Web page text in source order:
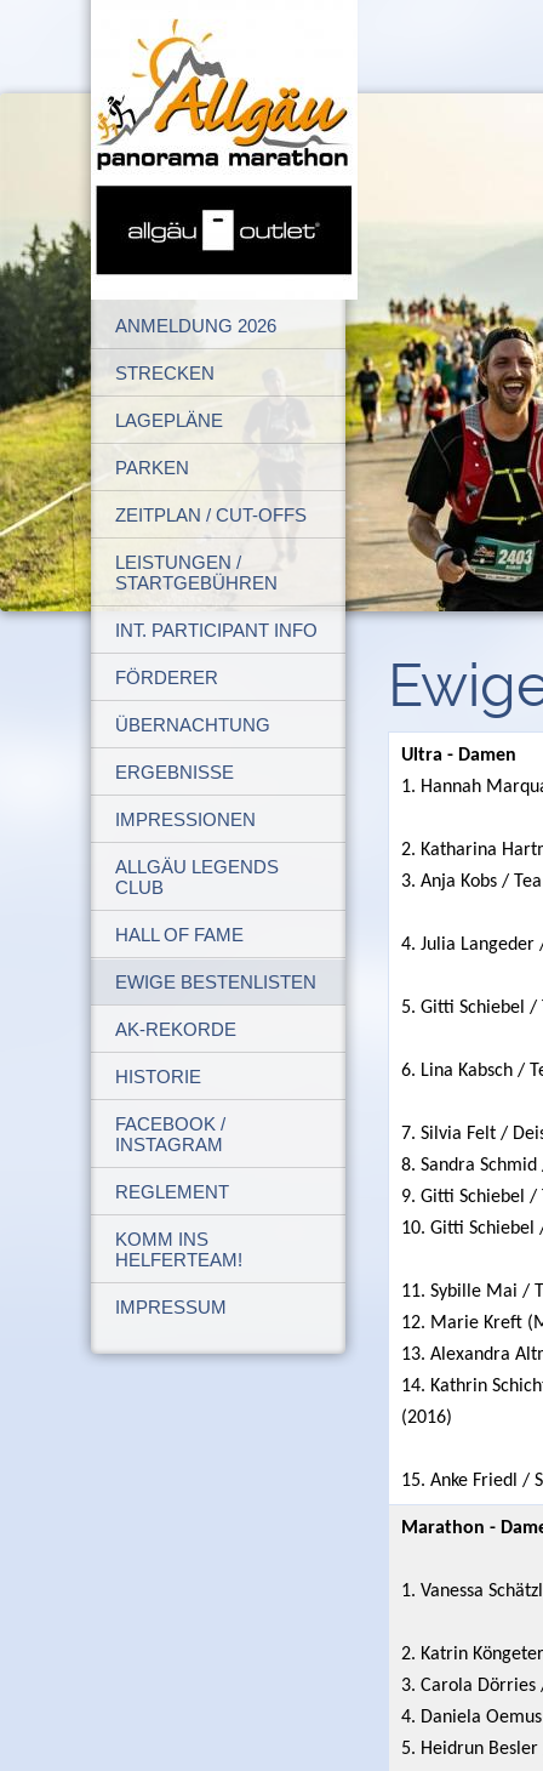
ANMELDUNG 2026
STRECKEN
LAGEPLÄNE
PARKEN
ZEITPLAN / CUT-OFFS
LEISTUNGEN /
STARTGEBÜHREN
INT. PARTICIPANT INFO
FÖRDERER
ÜBERNACHTUNG
ERGEBNISSE
IMPRESSIONEN
ALLGÄU LEGENDS
CLUB
HALL OF FAME
EWIGE BESTENLISTEN
AK-REKORDE
HISTORIE
FACEBOOK /
INSTAGRAM
REGLEMENT
KOMM INS
HELFERTEAM!
IMPRESSUM
Ultra - Damen
1. Hannah
2. Katharina
3. Anja Kobs /
4. Julia Langeder
5. Gitti Schiebel /
6. Lina Kabsch /
7. Silvia Felt /
8. Sandra
9. Gitti Schiebel /
10. Gitti Schiebel
11. Sybille Mai /
12. Marie Kreft
13. Alexandra
14. Kathrin
(2016)
15. Anke Friedl /
Marathon -
1. Vanessa
2. Katrin
3. Carola Dörries
4. Daniela
5. Heidrun